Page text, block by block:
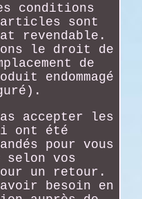
conditions
sont
revendable.
le droit de
de
endommagé
accepter les
ont été
pour vous
selon vos
un retour.
besoin en